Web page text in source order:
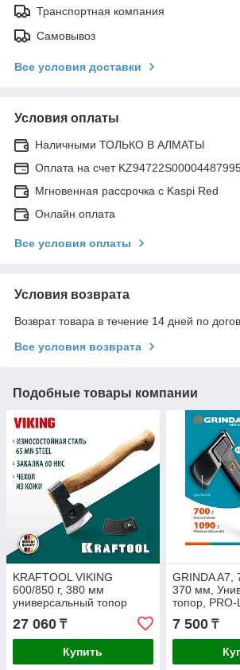
Транспортная компания
Самовывоз
Все условия доставки
Условия оплаты
Наличными ТОЛЬКО В АЛМАТЫ
Оплата на счет
Мгновенная рассрочка с Kaspi Red
Онлайн оплата
Все условия оплаты
Условия возврата
Возврат товара в течение 14 дней по
Все условия возврата
Подобные товары компании
KRAFTOOL VIKING
600/850 г, 380 мм
универсальный топор
27 060 ₸
Купить
GRINDA A7,
370 мм,
топор,
7 500₸